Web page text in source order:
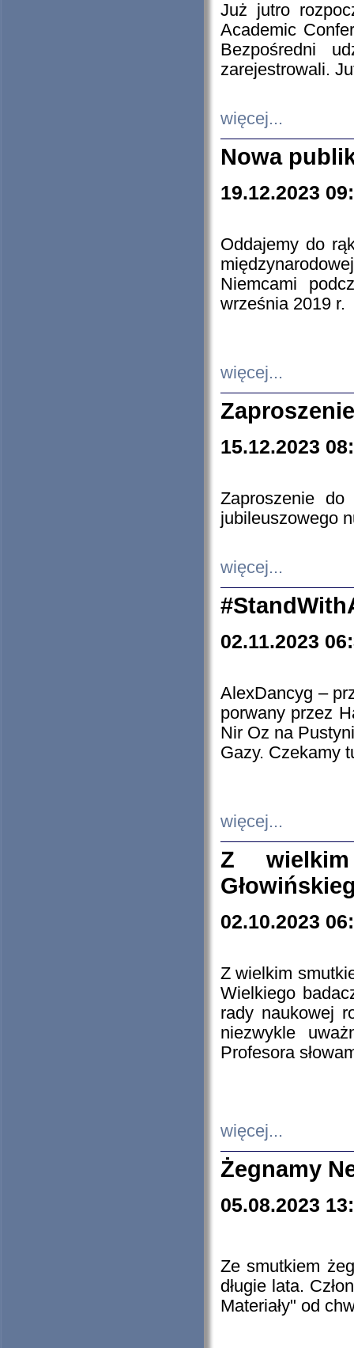
Już jutro
Academic
Bezpośredni
zarejestrowali.
więcej...
Nowa
19.12.2023
Oddajemy do
Niemcami
września 2019 r.
więcej...
15.12.2023
Zaproszenie do
jubileuszowego
więcej...
02.11.2023
AlexDancyg –
porwany przez
Nir Oz na
Gazy. Czekamy
więcej...
Z
02.10.2023
Z wielkim
Wielkiego
rady naukowej
niezwykle
Profesora
więcej...
Żegnamy
05.08.2023
Ze smutkiem
długie lata.
Materiały" od